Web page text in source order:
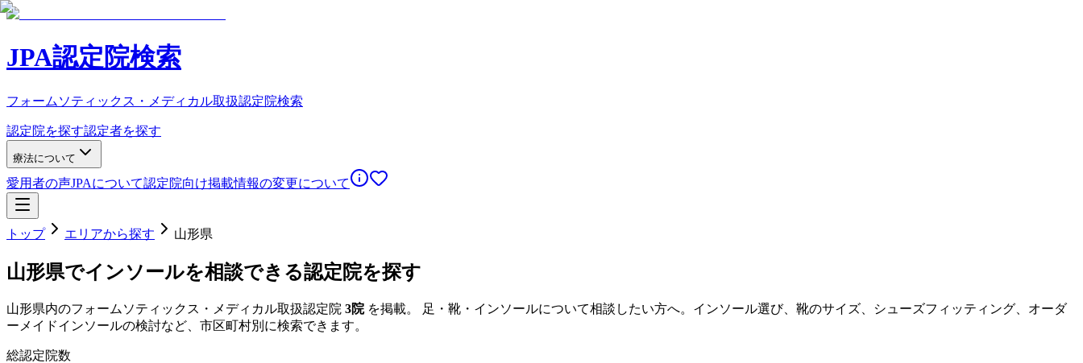
JPA認定院検索
フォームソティックス・メディカル取扱認定院検索
認定院を探す認定者を探す
療法について
愛用者の声JPAについて認定院向け掲載情報の変更について
トップ エリアから探す 山形県
山形県でインソールを相談できる認定院を探す
山形県内のフォームソティックス・メディカル取扱認定院 3院を掲載。 足・靴・インソールについて相談したい方へ。インソール選び、靴のサイズ、シューズフィッティング、オーダ
ーメイドインソールの検討など、市区町村別に検索できます。
総認定院数